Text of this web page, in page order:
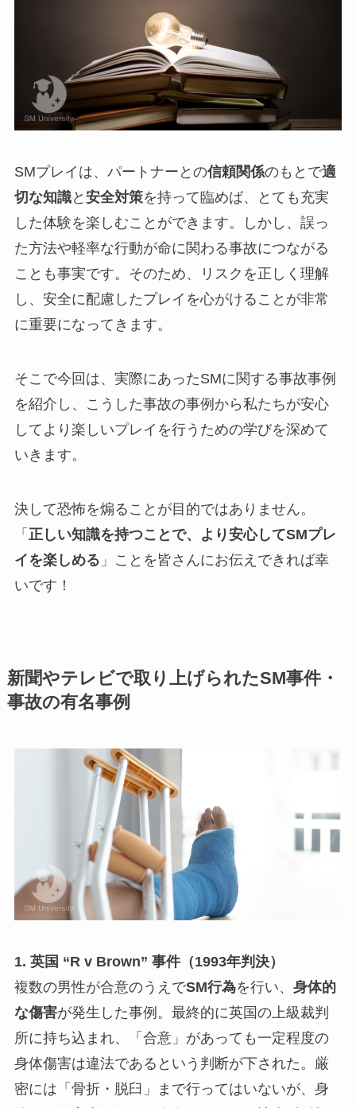
SMプレイは、パートナーとの信頼関係のもとで適
切な知識と 安全対策を持って臨めば、とても充実
した体験を楽しむことができます。しかし、誤っ
た方法や軽率な行動が命に関わる事故につながる
ことも事実です。そのため、リスクを正しく理解
し、安全に配慮したプレイを心がけることが非常
に重要になってきます。
そこで今回は、実際にあったSMに関する事故事例
を紹介し、こうした事故の事例から私たちが安心
してより楽しいプレイを行うための学びを深めて
いきます。
決して恐怖を煽ることが目的ではありません。
「 正しい知識を持つことで、より安心してSMプレ
イを楽しめる 」ことを皆さんにお伝えできれば幸
いです！
新聞やテレビで取り上げられたSM事件・
事故の有名事例
1. 英国 “R v Brown” 事件（1993年判決）
複数の男性が合意のうえでSM行為を行い、 身体的
な傷害が発生した事例。最終的に英国の上級裁判
所に持ち込まれ、「合意」があっても一定程度の
身体傷害は違法であるという判断が下された。厳
密には「骨折・脱臼」まで行ってはいないが、身